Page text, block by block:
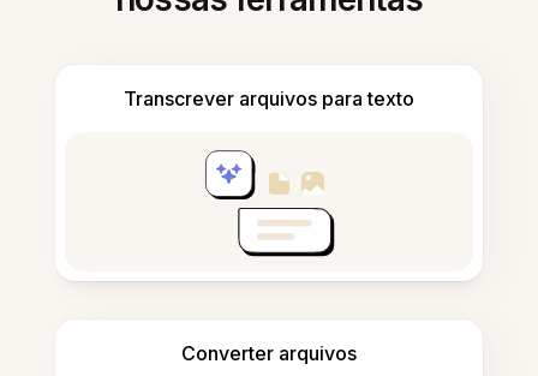
Transcrever arquivos para texto
Converter arquivos